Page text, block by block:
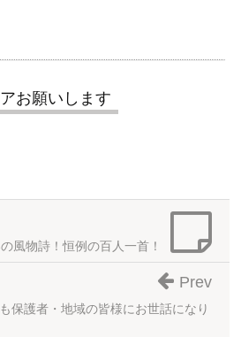
お願いします
風物詩！恒例の百人一首！
保護者・地域の皆様にお世話になり
Prev